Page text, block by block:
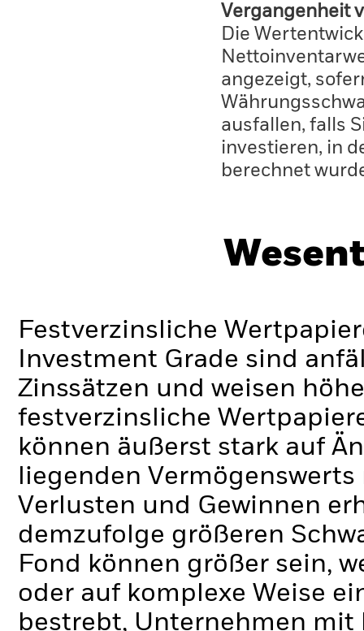
Vergangenheit
Die
angezeigt,
ausfallen, falls
investieren, in
berechnet
Festverzinsliche
Investment Grade sind
Zinssätzen und weisen
festverzinsliche
können äußerst stark auf
liegenden
Verlusten und Gewinnen
demzufolge größeren
Fond können größer sein,
oder auf komplexe Weise
bestrebt, Unternehmen